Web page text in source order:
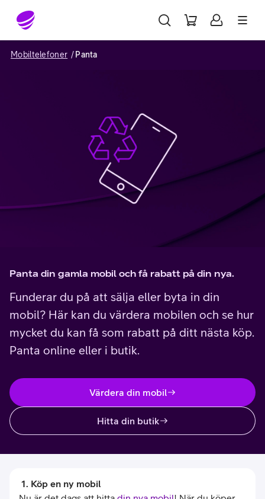
Gå till sidans innehåll
Mobiltelefoner Panta
Panta din gamla mobil och få rabatt på din nya.
Funderar du på att sälja eller byta in din
mobil? Här kan du värdera mobilen och se hur
mycket du kan få som rabatt på ditt nästa köp.
Panta online eller i butik.
Värdera din mobil
Hitta din butik
1. Köp en ny mobil